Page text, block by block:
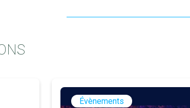
Évènements